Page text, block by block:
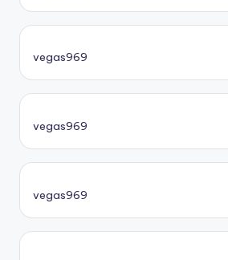
vegas969
vegas969
vegas969